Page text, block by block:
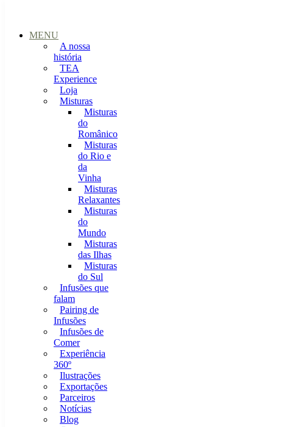
MENU
A nossa
história
TEA
Experience
Loja
Misturas
Misturas
do
Românico
Misturas
do Rio e
da
Vinha
Misturas
Relaxantes
Misturas
do
Mundo
Misturas
das Ilhas
Misturas
do Sul
Infusões que
falam
Pairing de
Infusões
Infusões de
Comer
Experiência
360º
Ilustrações
Exportações
Parceiros
Notícias
Blog